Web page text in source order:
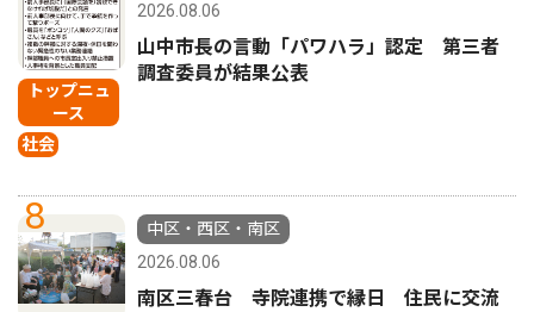
トップニュ
ース
社会
2026.08.06
山中市長の言動「パワハラ」認定 第三者
調査委員が結果公表
8
中区・西区・南区
2026.08.06
南区三春台 寺院連携で縁日 住民に交流